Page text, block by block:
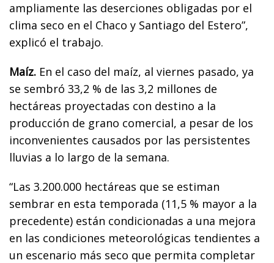
ampliamente las deserciones obligadas por el
clima seco en el Chaco y Santiago del Estero”,
explicó el trabajo.
Maíz. En el caso del maíz, al viernes pasado, ya
se sembró 33,2 % de las 3,2 millones de
hectáreas proyectadas con destino a la
producción de grano comercial, a pesar de los
inconvenientes causados por las persistentes
lluvias a lo largo de la semana.
“Las 3.200.000 hectáreas que se estiman
sembrar en esta temporada (11,5 % mayor a la
precedente) están condicionadas a una mejora
en las condiciones meteorológicas tendientes a
un escenario más seco que permita completar